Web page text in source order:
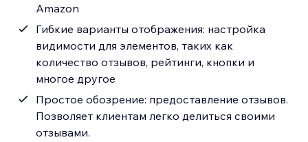
Amazon
Гибкие варианты отображения: настройка
видимости для элементов, таких как
количество отзывов, рейтинги, кнопки и
многое другое
Простое обозрение: предоставление отзывов.
Позволяет клиентам легко делиться своими
отзывами.